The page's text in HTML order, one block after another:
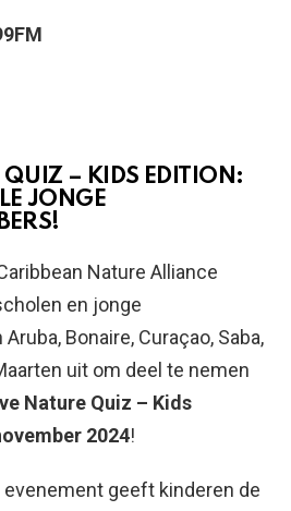
QUIZ – KIDS EDITION:
JONGE
Nature Alliance
en jonge
Bonaire, Curaçao, Saba,
uit om deel te nemen
Nature Quiz – Kids
2024!
geeft kinderen de